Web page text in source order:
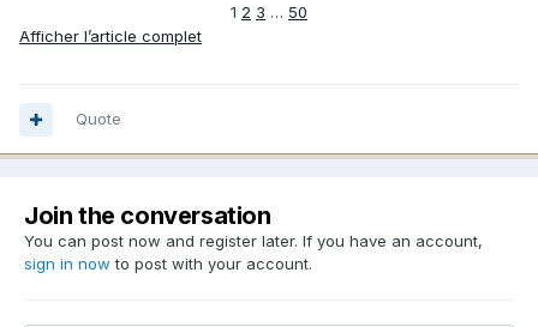
1 2 3 … 50
Afficher l’article complet
Quote
Join the conversation
You can post now and register later. If you have an account,
sign in now to post with your account.